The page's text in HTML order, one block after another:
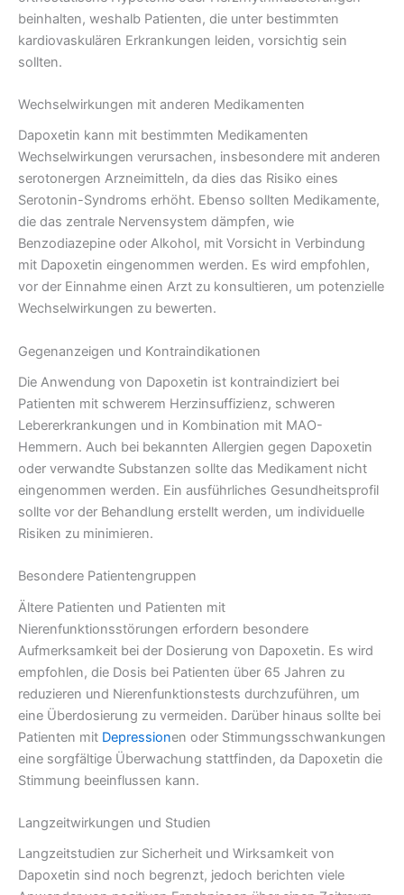
beinhalten, weshalb Patienten, die unter bestimmten
kardiovaskulären Erkrankungen leiden, vorsichtig sein
sollten.
Wechselwirkungen mit anderen Medikamenten
Dapoxetin kann mit bestimmten Medikamenten
Wechselwirkungen verursachen, insbesondere mit anderen
serotonergen Arzneimitteln, da dies das Risiko eines
Serotonin-Syndroms erhöht. Ebenso sollten Medikamente,
die das zentrale Nervensystem dämpfen, wie
Benzodiazepine oder Alkohol, mit Vorsicht in Verbindung
mit Dapoxetin eingenommen werden. Es wird empfohlen,
vor der Einnahme einen Arzt zu konsultieren, um potenzielle
Wechselwirkungen zu bewerten.
Gegenanzeigen und Kontraindikationen
Die Anwendung von Dapoxetin ist kontraindiziert bei
Patienten mit schwerem Herzinsuffizienz, schweren
Lebererkrankungen und in Kombination mit MAO-
Hemmern. Auch bei bekannten Allergien gegen Dapoxetin
oder verwandte Substanzen sollte das Medikament nicht
eingenommen werden. Ein ausführliches Gesundheitsprofil
sollte vor der Behandlung erstellt werden, um individuelle
Risiken zu minimieren.
Besondere Patientengruppen
Ältere Patienten und Patienten mit
Nierenfunktionsstörungen erfordern besondere
Aufmerksamkeit bei der Dosierung von Dapoxetin. Es wird
empfohlen, die Dosis bei Patienten über 65 Jahren zu
reduzieren und Nierenfunktionstests durchzuführen, um
eine Überdosierung zu vermeiden. Darüber hinaus sollte bei
Patienten mit Depressionen oder Stimmungsschwankungen
eine sorgfältige Überwachung stattfinden, da Dapoxetin die
Stimmung beeinflussen kann.
Langzeitwirkungen und Studien
Langzeitstudien zur Sicherheit und Wirksamkeit von
Dapoxetin sind noch begrenzt, jedoch berichten viele